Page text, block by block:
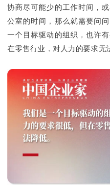
协商尽可能少的工作时间，
公室的时间，那么就需要问
一个目标驱动的组织，也许
在零售行业，对人力的要求无